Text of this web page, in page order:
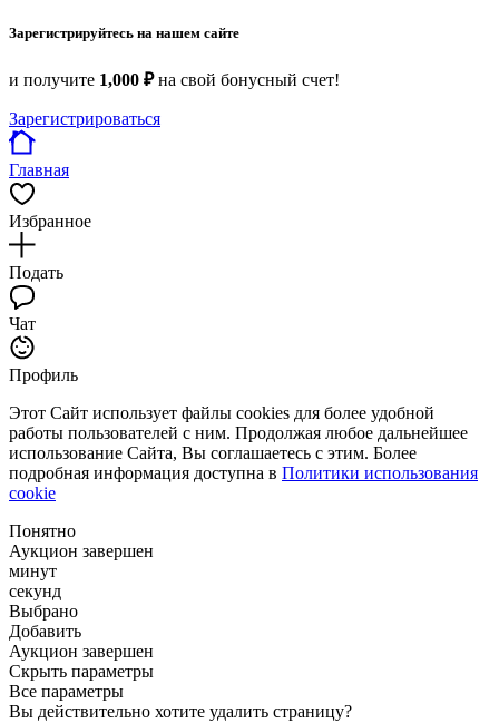
Зарегистрируйтесь на нашем сайте
и получите 1,000 ₽на свой бонусный счет!
Зарегистрироваться
Главная
Избранное
Подать
Чат
Профиль
Этот Сайт использует файлы cookies для более удобной
работы пользователей с ним. Продолжая любое дальнейшее
использование Сайта, Вы соглашаетесь с этим. Более
подробная информация доступна в Политики использования
cookie
Понятно
Аукцион завершен
минут
секунд
Выбрано
Добавить
Аукцион завершен
Скрыть параметры
Все параметры
Вы действительно хотите удалить страницу?